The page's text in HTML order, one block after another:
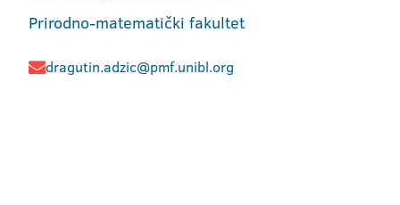
Prirodno-matematički fakultet
dragutin.adzic@pmf.unibl.org